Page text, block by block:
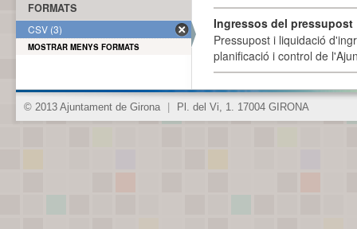
Ingressos del pressupost
Pressupost i liquidació
planificació i control de
FORMATS
CSV (3)
MOSTRAR MENYS FORMATS
© 2013 Ajuntament de Girona Pl. del Vi, 1. 17004 GIRONA